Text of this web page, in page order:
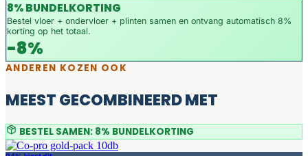
8% BUNDELKORTING
Bestel vloer + ondervloer + plinten samen en ontvang automatisch 8%
korting op het totaal.
-8%
ANDEREN KOZEN OOK
MEEST GECOMBINEERD MET
BESTEL SAMEN: 8% BUNDELKORTING